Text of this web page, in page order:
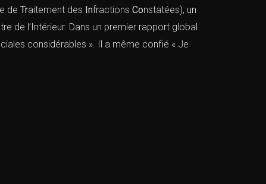
de Traitement des Infractions Constatées), un
de l’Intérieur. Dans un premier rapport global
considérables ». Il a même confié « Je